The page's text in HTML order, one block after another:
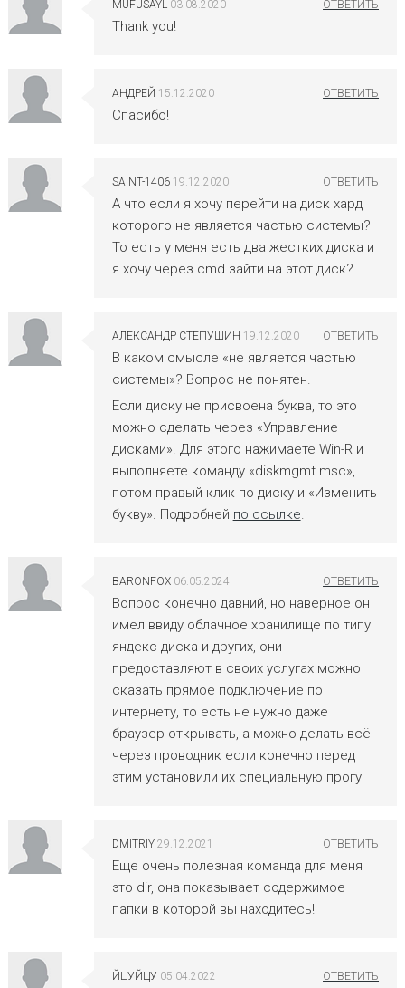
MUFUSAYL 03.08.2020
Thank you!
АНДРЕЙ 15.12.2020
Спасибо!
SAINT-1406 19.12.2020
А что если я хочу перейти на диск хард
которого не является частью системы?
То есть у меня есть два жестких диска и
я хочу через cmd зайти на этот диск?
АЛЕКСАНДР СТЕПУШИН 19.12.2020
В каком смысле «не является частью
системы»? Вопрос не понятен.
Если диску не присвоена буква, то это
можно сделать через «Управление
дисками». Для этого нажимаете Win-R и
выполняете команду «diskmgmt.msc»,
потом правый клик по диску и «Изменить
букву». Подробней по ссылке.
BARONFOX 06.05.2024
Вопрос конечно давний, но наверное он
имел ввиду облачное хранилище по типу
яндекс диска и других, они
предоставляют в своих услугах можно
сказать прямое подключение по
интернету, то есть не нужно даже
браузер открывать, а можно делать всё
через проводник если конечно перед
этим установили их специальную прогу
DMITRIY 29.12.2021
Еще очень полезная команда для меня
это dir, она показывает содержимое
папки в которой вы находитесь!
ЙЦУЙЦУ 05.04.2022